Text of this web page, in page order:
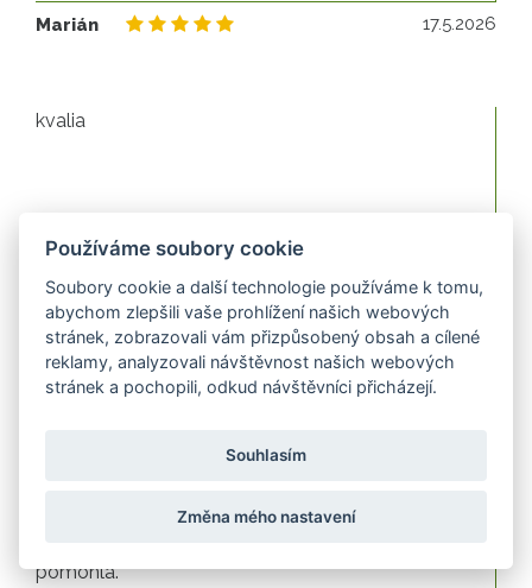
Marián 17.5.2026
kvalia
SO
S produktem jsem spokojená.
pomohla.
Používáme soubory cookie
Soubory cookie a další technologie používáme k tomu,
abychom zlepšili vaše prohlížení našich webových
stránek, zobrazovali vám přizpůsobený obsah a cílené
reklamy, analyzovali návštěvnost našich webových
stránek a pochopili, odkud návštěvníci přicházejí.
Souhlasím
Změna mého nastavení